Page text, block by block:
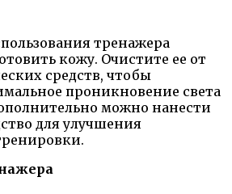
тренажера
кожу. Очистите ее от
средств, чтобы
проникновение света
можно нанести
для улучшения